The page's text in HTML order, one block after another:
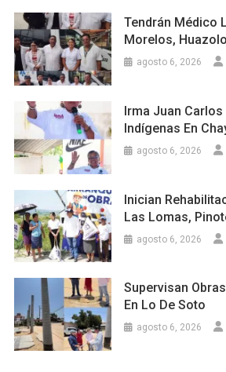
Tendrán Médico
Morelos,
agosto 6, 2026
Irma Juan
Indígenas En
agosto 6, 2026
Inician
Las Lomas,
agosto 6, 2026
Supervisan
En Lo De Soto
agosto 6, 2026